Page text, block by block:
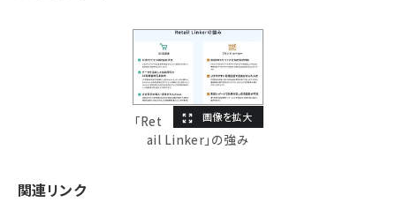
「Ret
ail Linker」の強み
関連リンク